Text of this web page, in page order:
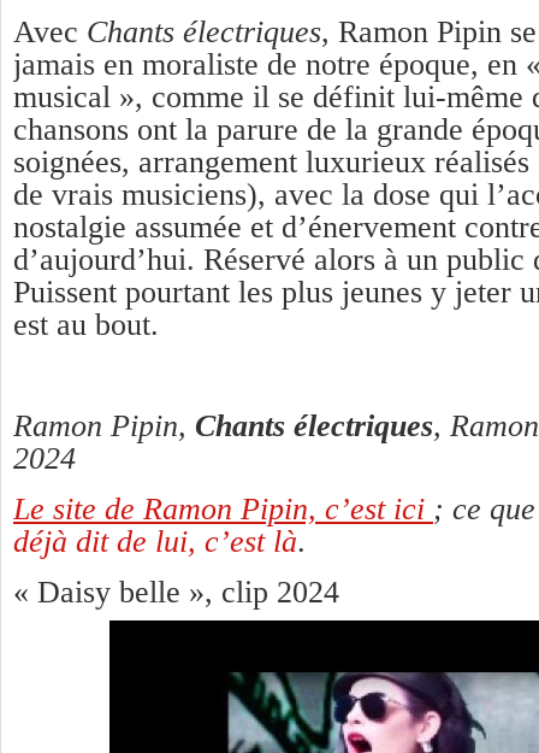
Avec Chants électriques, Ramon Pipin
jamais en moraliste de notre époque, en
musical », comme il se définit lui-même
chansons ont la parure de la grande
soignées, arrangement luxurieux réalisés
de vrais musiciens), avec la dose qui
nostalgie assumée et d’énervement
d’aujourd’hui. Réservé alors à un public
Puissent pourtant les plus jeunes y jeter
est au bout.
Ramon Pipin, Chants électriques,
2024
Le site de Ramon Pipin, c’est ici ; ce
déjà dit de lui, c’est là.
« Daisy belle », clip 2024